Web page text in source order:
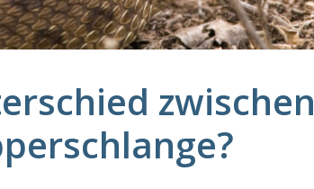
zwischen